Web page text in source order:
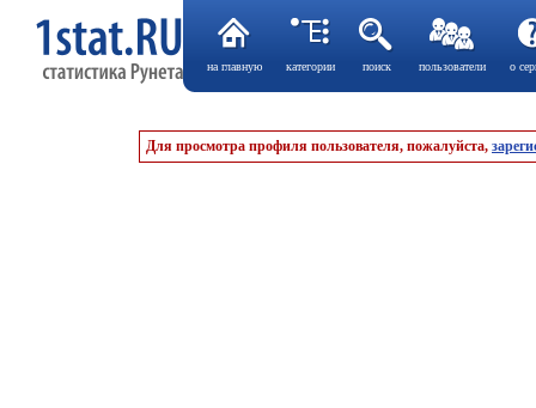
на главную категории поиск пользователи о
Для просмотра профиля пользователя, пожалуйста,